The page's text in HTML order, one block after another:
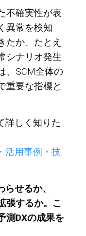
不確実性が表
異常を検知
たか、たとえ
シナリオ発生
、SCM全体の
重要な指標と
詳しく知りた
活用事例・技
せるか、
張するか。こ
測DXの成果を